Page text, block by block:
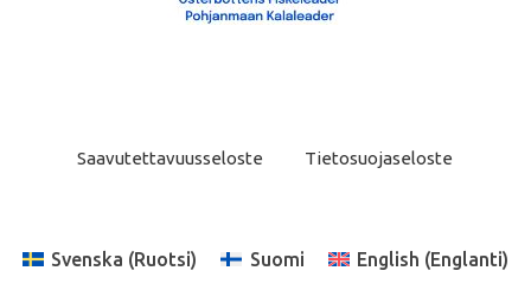
Saavutettavuusseloste Tietosuojaseloste
Svenska (Ruotsi) Suomi English (Englanti)